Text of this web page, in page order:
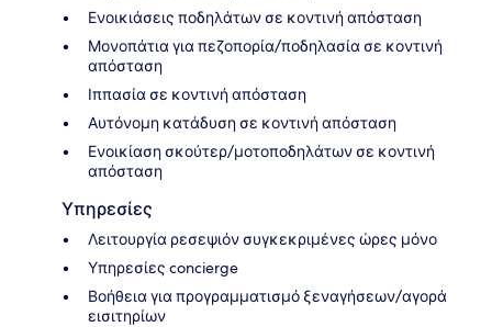
Ενοικιάσεις ποδηλάτων σε κοντινή απόσταση
Μονοπάτια για πεζοπορία/ποδηλασία σε κοντινή
απόσταση
Ιππασία σε κοντινή απόσταση
Αυτόνομη κατάδυση σε κοντινή απόσταση
Ενοικίαση σκούτερ/μοτοποδηλάτων σε κοντινή
απόσταση
Υπηρεσίες
Λειτουργία ρεσεψιόν συγκεκριμένες ώρες μόνο
Υπηρεσίες concierge
Βοήθεια για προγραμματισμό ξεναγήσεων/αγορά
εισιτηρίων